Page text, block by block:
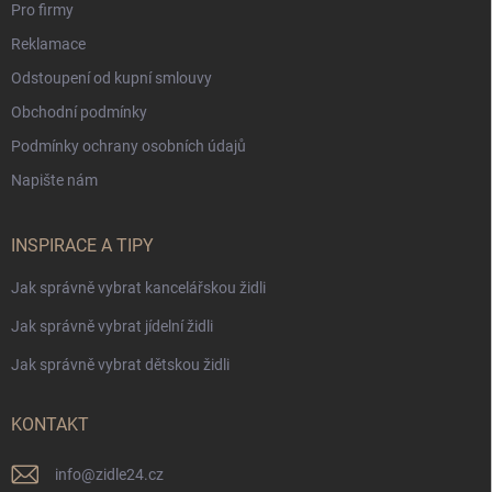
Pro firmy
Reklamace
Odstoupení od kupní smlouvy
Obchodní podmínky
Podmínky ochrany osobních údajů
Napište nám
INSPIRACE A TIPY
Jak správně vybrat kancelářskou židli
Jak správně vybrat jídelní židli
Jak správně vybrat dětskou židli
KONTAKT
info@zidle24.cz